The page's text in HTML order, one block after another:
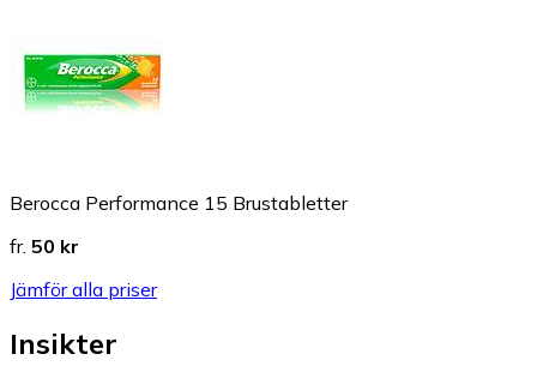
Berocca Performance 15 Brustabletter
fr. 50 kr
Jämför alla priser
Insikter